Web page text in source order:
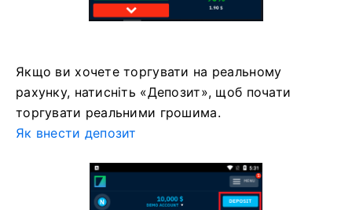
Якщо ви хочете торгувати на реальному
рахунку, натисніть «Депозит», щоб почати
торгувати реальними грошима.
Як внести депозит